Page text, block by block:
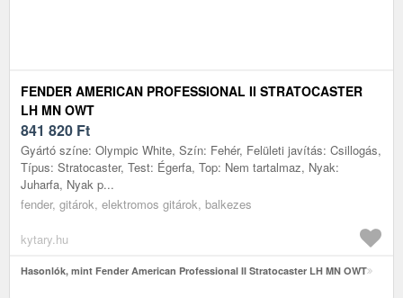
FENDER AMERICAN PROFESSIONAL II STRATOCASTER
LH MN OWT
841 820 Ft
Gyártó színe: Olympic White, Szín: Fehér, Felületi javítás: Csillogás,
Típus: Stratocaster, Test: Égerfa, Top: Nem tartalmaz, Nyak:
Juharfa, Nyak p...
fender, gitárok, elektromos gitárok, balkezes
kytary.hu
Hasonlók, mint Fender American Professional II Stratocaster LH MN OWT